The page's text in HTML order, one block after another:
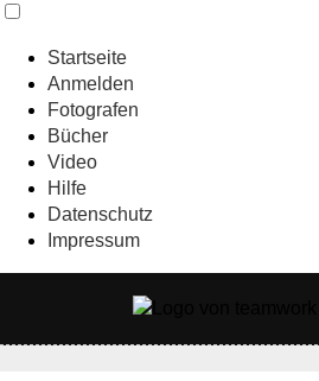
Startseite
Anmelden
Fotografen
Bücher
Video
Hilfe
Datenschutz
Impressum